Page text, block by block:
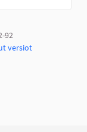
92
versiot